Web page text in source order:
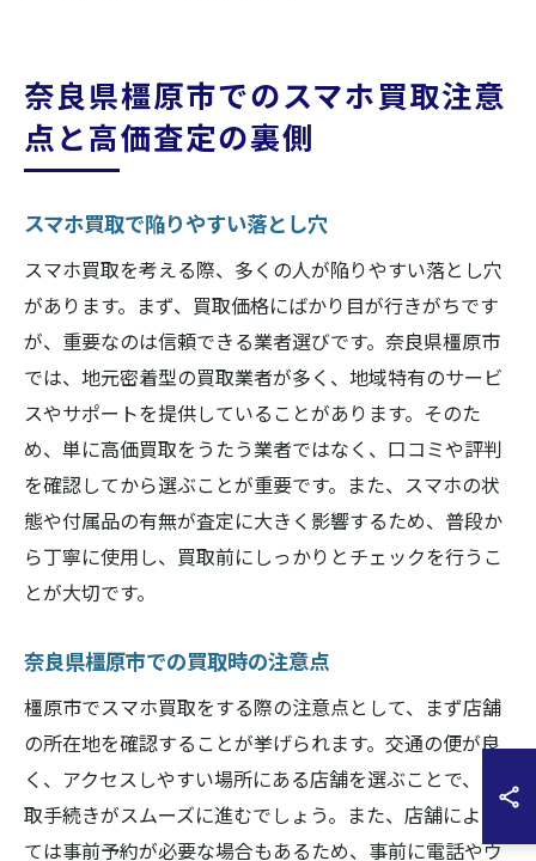
奈良県橿原市でのスマホ買取注意
点と高価査定の裏側
スマホ買取で陥りやすい落とし穴
スマホ買取を考える際、多くの人が陥りやすい落とし穴
があります。まず、買取価格にばかり目が行きがちです
が、重要なのは信頼できる業者選びです。奈良県橿原市
では、地元密着型の買取業者が多く、地域特有のサービ
スやサポートを提供していることがあります。そのた
め、単に高価買取をうたう業者ではなく、口コミや評判
を確認してから選ぶことが重要です。また、スマホの状
態や付属品の有無が査定に大きく影響するため、普段か
ら丁寧に使用し、買取前にしっかりとチェックを行うこ
とが大切です。
奈良県橿原市での買取時の注意点
橿原市でスマホ買取をする際の注意点として、まず店舗
の所在地を確認することが挙げられます。交通の便が良
く、アクセスしやすい場所にある店舗を選ぶことで、買
取手続きがスムーズに進むでしょう。また、店舗によっ
ては事前予約が必要な場合もあるため、事前に電話やウ